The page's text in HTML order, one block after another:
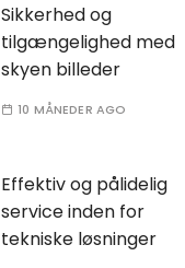
Sikkerhed og
tilgængelighed med
skyen billeder
10 MÅNEDER AGO
Effektiv og pålidelig
service inden for
tekniske løsninger